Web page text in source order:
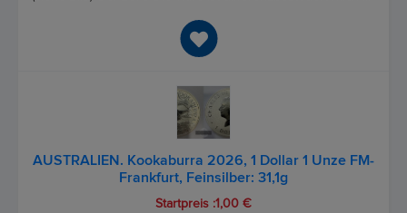
AUSTRALIEN. Kookaburra 2026, 1 Dollar 1 Unze FM-
Frankfurt, Feinsilber: 31,1g
Startpreis :1,00 €